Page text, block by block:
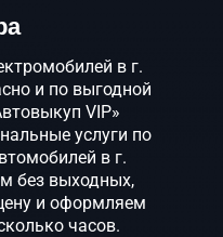
в г.
и по выгодной
VIP»
услуги по
в г.
без выходных,
и оформляем
часов.